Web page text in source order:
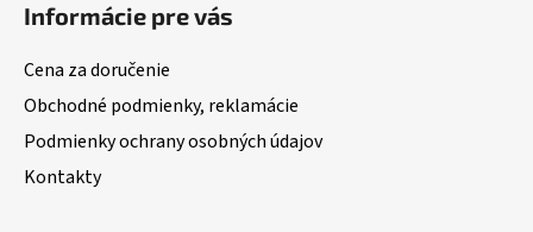
Informácie pre vás
Cena za doručenie
Obchodné podmienky, reklamácie
Podmienky ochrany osobných údajov
Kontakty